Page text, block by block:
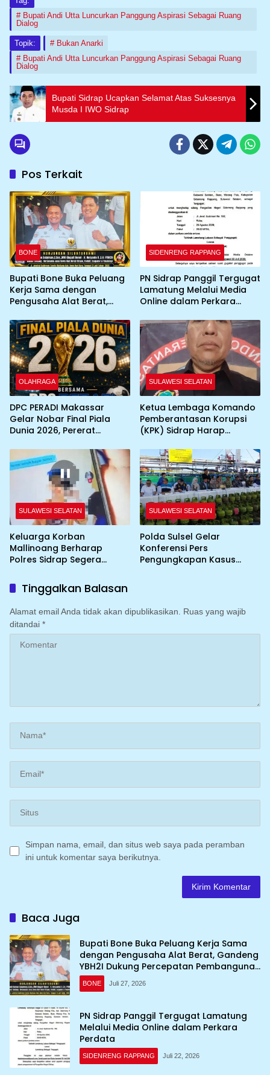
Bupati Andi Utta Luncurkan Panggung Aspirasi Sebagai Ruang
Dialog
Topik:
Bukan Anarki
Bupati Andi Utta Luncurkan Panggung Aspirasi Sebagai Ruang
Dialog
Bupati Sidrap Ucapkan Selamat Atas Suksesnya
Musda I IWO Sidrap
Pos Terkait
BONE
Bupati Bone Buka Peluang
Kerja Sama dengan
Pengusaha Alat Berat,
Percepatan Pembangunan
Daerah
SIDENRENG RAPPANG
PN Sidrap Panggil Tergugat
Lamatung Melalui Media
Online dalam Perkara
OLAHRAGA
DPC PERADI Makassar
Gelar Nobar Final Piala
Dunia 2026, Pererat
SULAWESI SELATAN
Ketua Lembaga Komando
Pemberantasan Korupsi
(KPK) Sidrap Harap
Maksimalkan Penanganan
Kasus
SULAWESI SELATAN
Keluarga Korban
Mallinoang Berharap
Polres Sidrap Segera
Dugaan Pencemaran
Nama Baik di TikTok
SULAWESI SELATAN
Polda Sulsel Gelar
Konferensi Pers
Pengungkapan Kasus
Tinggalkan Balasan
Alamat email Anda tidak akan dipublikasikan.
Ruas yang wajib
ditandai *
Simpan nama, email, dan situs web saya pada peramban
ini untuk komentar saya berikutnya.
Baca Juga
Bupati Bone Buka Peluang Kerja Sama
dengan Pengusaha Alat Berat, Gandeng
YBH2I Dukung Percepatan Pembangunan
Daerah
BONE Juli 27, 2026
PN Sidrap Panggil Tergugat Lamatung
Melalui Media Online dalam Perkara
Perdata
SIDENRENG RAPPANG Juli 22, 2026